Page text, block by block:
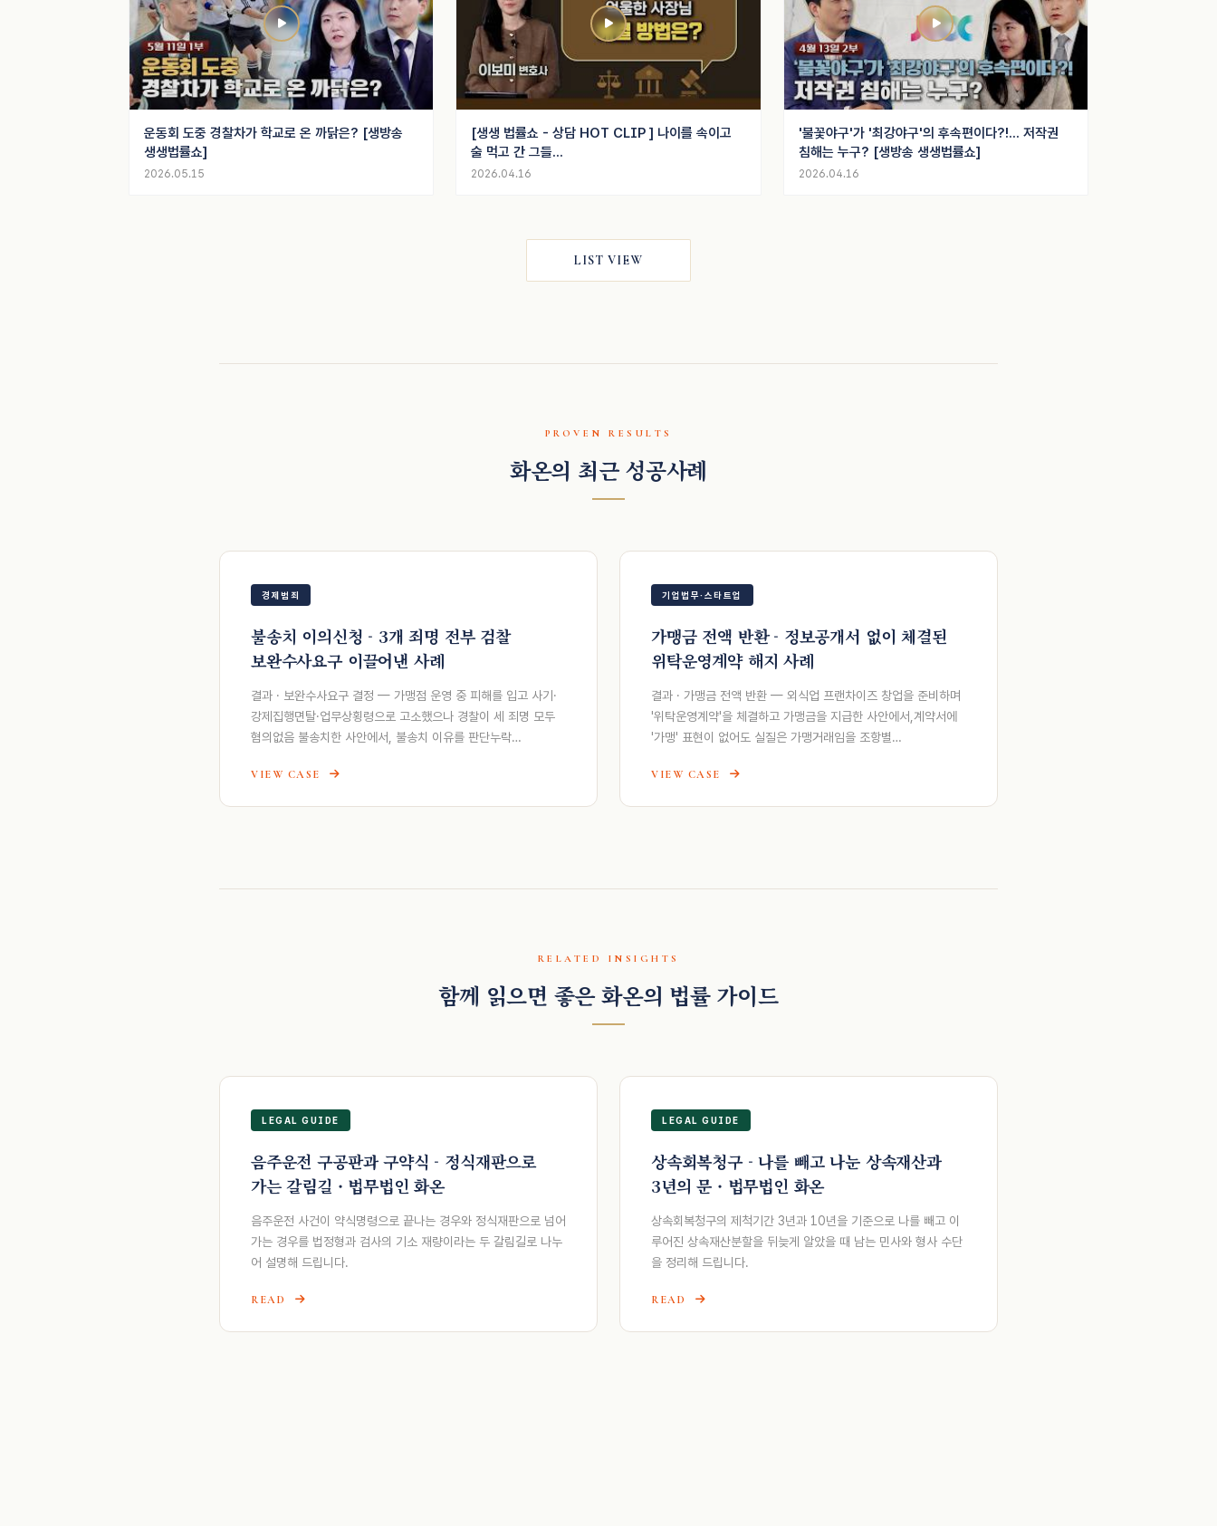
운동회 도중 경찰차가 학교로 온 까닭은? [생방송
생생법률쇼]
2026.05.15
[생생 법률쇼 - 상담 HOT CLIP ] 나이를 속이고
술 먹고 간 그들...
2026.04.16
'불꽃야구'가 '최강야구'의 후속편이다?!... 저작권
침해는 누구? [생방송 생생법률쇼]
2026.04.16
LIST VIEW
PROVEN RESULTS
화온의 최근 성공사례
경제범죄
불송치 이의신청 - 3개 죄명 전부 검찰
보완수사요구 이끌어낸 사례
결과 · 보완수사요구 결정 — 가맹점 운영 중 피해를 입고 사기·
강제집행면탈·업무상횡령으로 고소했으나 경찰이 세 죄명 모두
혐의없음 불송치한 사안에서, 불송치 이유를 판단누락…
VIEW CASE
기업법무·스타트업
가맹금 전액 반환 - 정보공개서 없이 체결된
위탁운영계약 해지 사례
결과 · 가맹금 전액 반환 — 외식업 프랜차이즈 창업을 준비하며
'위탁운영계약'을 체결하고 가맹금을 지급한 사안에서,계약서에
'가맹' 표현이 없어도 실질은 가맹거래임을 조항별…
VIEW CASE
RELATED INSIGHTS
함께 읽으면 좋은 화온의 법률 가이드
LEGAL GUIDE
음주운전 구공판과 구약식 - 정식재판으로
가는 갈림길 · 법무법인 화온
음주운전 사건이 약식명령으로 끝나는 경우와 정식재판으로 넘어
가는 경우를 법정형과 검사의 기소 재량이라는 두 갈림길로 나누
어 설명해 드립니다.
READ
LEGAL GUIDE
상속회복청구 - 나를 빼고 나눈 상속재산과
3년의 문 · 법무법인 화온
상속회복청구의 제척기간 3년과 10년을 기준으로 나를 빼고 이
루어진 상속재산분할을 뒤늦게 알았을 때 남는 민사와 형사 수단
을 정리해 드립니다.
READ